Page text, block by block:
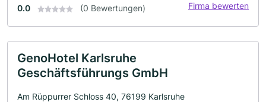
0.0 (0 Bewertungen) Firma bewerten
GenoHotel Karlsruhe
Geschäftsführungs GmbH
Am Rüppurrer Schloss 40, 76199 Karlsruhe